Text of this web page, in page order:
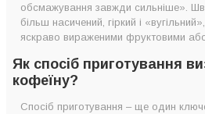
обсмажування завжди сильніше».
більш насичений, гіркий і
яскраво вираженими фруктовими
Як спосіб приготування
кофеїну?
Спосіб приготування – ще один